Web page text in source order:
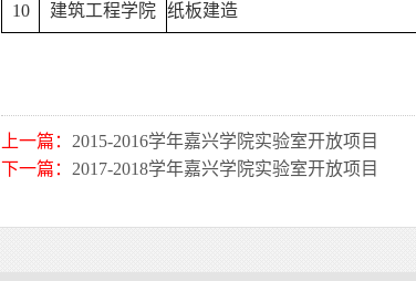
10 建筑工程学院 纸板建造
上一篇： 2015-2016学年嘉兴学院实验室开放项目
下一篇： 2017-2018学年嘉兴学院实验室开放项目